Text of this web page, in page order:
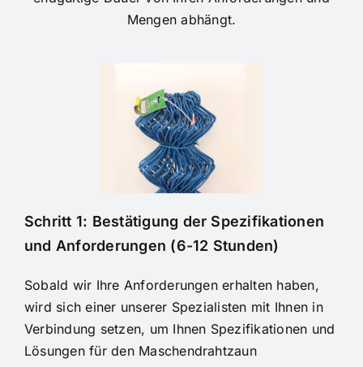
Mengen abhängt.
Schritt 1: Bestätigung der Spezifikationen
und Anforderungen (6-12 Stunden)
Sobald wir Ihre Anforderungen erhalten haben,
wird sich einer unserer Spezialisten mit Ihnen in
Verbindung setzen, um Ihnen Spezifikationen und
Lösungen für den Maschendrahtzaun